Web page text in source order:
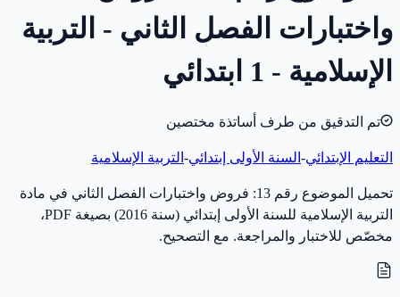
واختبارات الفصل الثاني - التربية
الإسلامية - 1 ابتدائي
تم التدقيق من طرف أساتذة مختصين
التعليم الإبتدائي- السنة الأولى إبتدائي- التربية الإسلامية
تحميل الموضوع رقم 13: فروض واختبارات الفصل الثاني في مادة
التربية الإسلامية للسنة الأولى إبتدائي (سنة 2016) بصيغة PDF،
مخصّص للاختبار والمراجعة. مع التصحيح.